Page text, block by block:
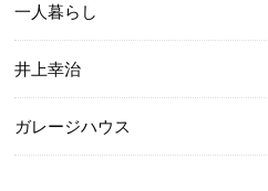
一人暮らし
井上幸治
ガレージハウス